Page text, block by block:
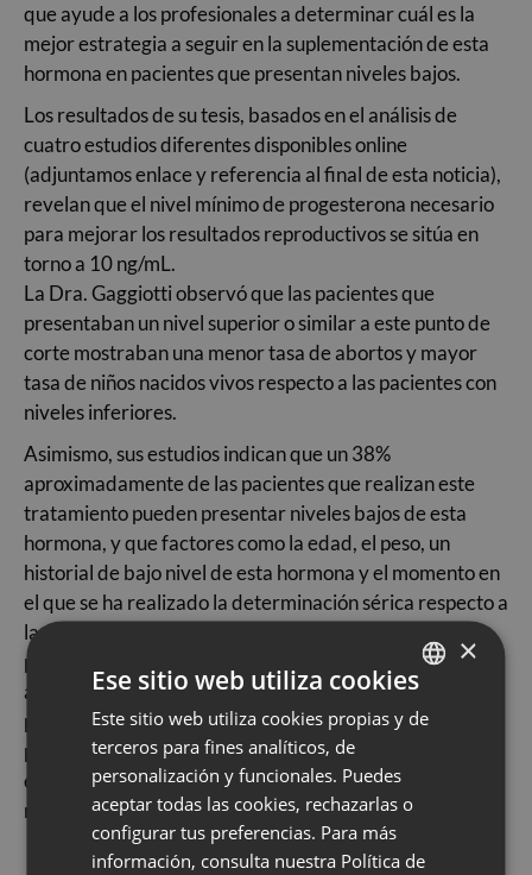
que ayude a los profesionales a determinar cuál es la
mejor estrategia a seguir en la suplementación de esta
hormona en pacientes que presentan niveles bajos.
Los resultados de su tesis, basados en el análisis de
cuatro estudios diferentes disponibles online
(adjuntamos enlace y referencia al final de esta noticia),
revelan que el nivel mínimo de progesterona necesario
para mejorar los resultados reproductivos se sitúa en
torno a 10 ng/mL.
La Dra. Gaggiotti observó que las pacientes que
presentaban un nivel superior o similar a este punto de
corte mostraban una menor tasa de abortos y mayor
tasa de niños nacidos vivos respecto a las pacientes con
niveles inferiores.
Asimismo, sus estudios indican que un 38%
aproximadamente de las pacientes que realizan este
tratamiento pueden presentar niveles bajos de esta
hormona, y que factores como la edad, el peso, un
historial de bajo nivel de esta hormona y el momento en
el que se ha realizado la determinación sérica respecto a
la última dosis administrada, son factores que pueden
predecir este problema. En estos casos, la
administración de una dosis suplementaria diaria a
partir de día antes de la transferencia embrionaria
permite rescatar al 98% de las pacientes que presentan
estos bajos niveles, y mejorar así sus resultados
reproductivos.
SPANISH
×
Ese sitio web utiliza cookies
Este sitio web utiliza cookies propias y de
terceros para fines analíticos, de
personalización y funcionales. Puedes
aceptar todas las cookies, rechazarlas o
configurar tus preferencias. Para más
información, consulta nuestra Política de